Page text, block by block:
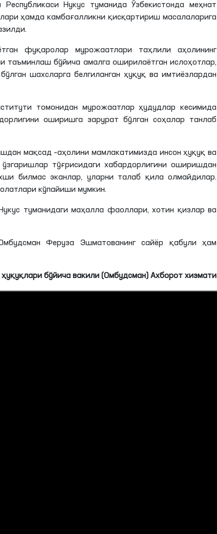
Нукус туманида Ўзбекистонда меҳнат
ҳамда камбағалликни қисқартириш масалаларига
фуқаролар мурожаатлари таҳлили аҳолининг
таъминлаш бўйича амалга оширилаётган ислоҳотлар,
шахсларга белгиланган ҳуқуқ ва имтиёзлардан
томонидан мурожаатлар ҳудудлар кесимида
оширишга зарурат бўлган соҳалар танлаб
мақсад –аҳолини мамлакатимизда инсон ҳуқуқ ва
тўғрисидаги хабардорлигини оширишдан
билмас эканлар, уларни талаб қила олмайдилар.
кўпайиши мумкин.
туманидаги маҳалла фаоллари, хотин қизлар ва
Феруза Эшматованингсайёр қабули ҳам
бўйича вакили (Омбудсман) Ахборот хизмати